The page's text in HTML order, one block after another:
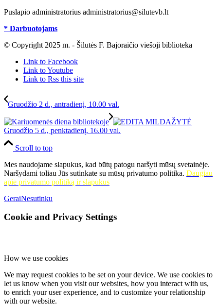
Puslapio administratorius administratorius@silutevb.lt
* Darbuotojams
© Copyright 2025 m. - Šilutės F. Bajoraičio viešoji biblioteka
Link to Facebook
Link to Youtube
Link to Rss this site
Gruodžio 2 d., antradienį, 10.00 val.
Gruodžio 5 d., penktadienį, 16.00 val.
Scroll to top
Mes naudojame slapukus, kad būtų patogu naršyti mūsų svetainėje.
Naršydami toliau Jūs sutinkate su mūsų privatumo politika. Daugiau
apie privatumo politiką ir slapukus
GeraiNesutinku
Cookie and Privacy Settings
How we use cookies
We may request cookies to be set on your device. We use cookies to
let us know when you visit our websites, how you interact with us,
to enrich your user experience, and to customize your relationship
with our website.